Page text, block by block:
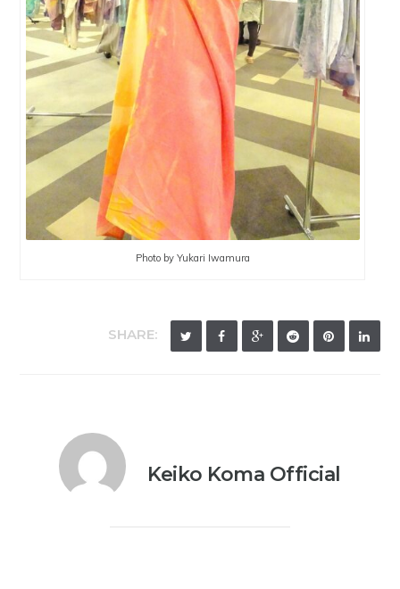
Photo by Yukari Iwamura
SHARE:
Keiko Koma Official